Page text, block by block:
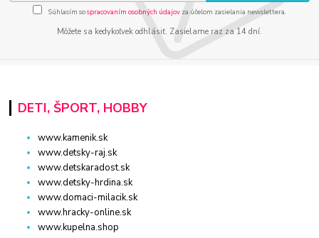
Súhlasím sospracovaním osobných údajov za účelom zasielania newslettera.
Môžete sa kedykoľvek odhlásiť. Zasielame raz za 14 dní.
DETI, ŠPORT, HOBBY
www.kamenik.sk
www.detsky-raj.sk
www.detskaradost.sk
www.detsky-hrdina.sk
www.domaci-milacik.sk
www.hracky-online.sk
www.kupelna.shop